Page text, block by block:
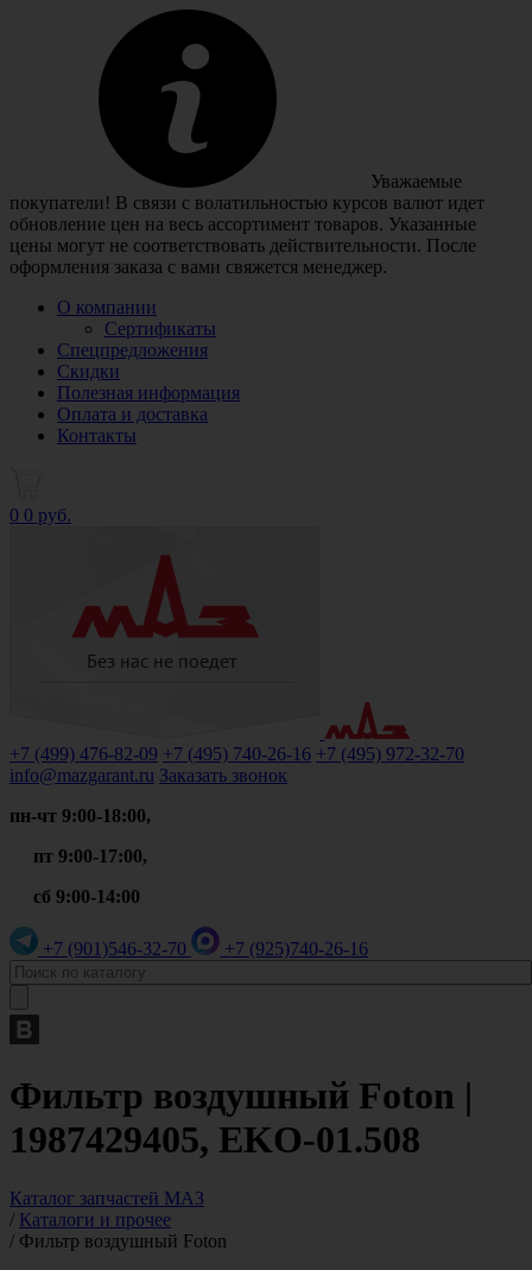
Уважаемые
покупатели! В связи с волатильностью курсов валют идет
обновление цен на весь ассортимент товаров. Указанные
цены могут не соответствовать действительности. После
оформления заказа с вами свяжется менеджер.
О компании
Сертификаты
Спецпредложения
Скидки
Полезная информация
Оплата и доставка
Контакты
0 0 руб.
+7 (499) 476-82-09 +7 (495) 740-26-16 +7 (495) 972-32-70
info@mazgarant.ru Заказать звонок
пн-чт 9:00-18:00,
пт 9:00-17:00,
сб 9:00-14:00
+7 (901)546-32-70 +7 (925)740-26-16
Фильтр воздушный Foton |
1987429405, EKO-01.508
Каталог запчастей МАЗ
/ Каталоги и прочее
/ Фильтр воздушный Foton